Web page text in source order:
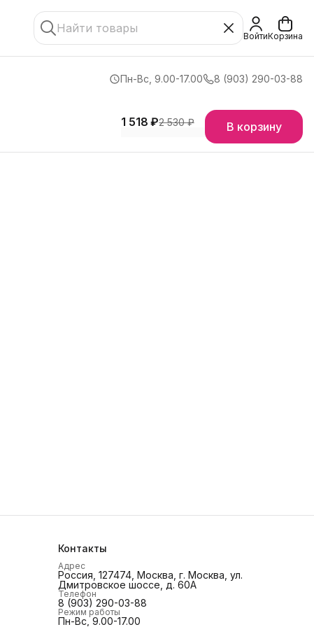
ВойтиКорзина
Пн-Вс, 9.00-17.00 8 (903) 290-03-88
1 518 ₽2 530 ₽ В корзину
Контакты
Адрес
Россия, 127474, Москва, г. Москва, ул.
Дмитровское шоссе, д. 60А
Телефон
8 (903) 290-03-88
Режим работы
Пн-Вс, 9.00-17.00